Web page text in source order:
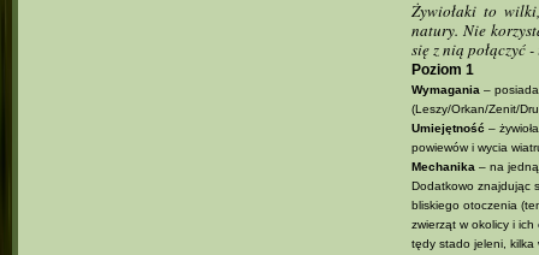
Żywiołaki to
natury. Nie
się z nią połączyć
Poziom 1
Wymagania–
(Leszy/Orkan/Zenit/
Umiejętność –
powiewów i wycia
Mechanika– na jedną
Dodatkowo znajdując
bliskiego otoczenia
zwierząt w okolicy i ich
tędy stado jeleni, kilka